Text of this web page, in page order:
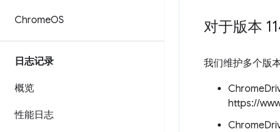
ChromeOS
日志记录
概览
性能日志
对于版本
我们维护多个版
https://